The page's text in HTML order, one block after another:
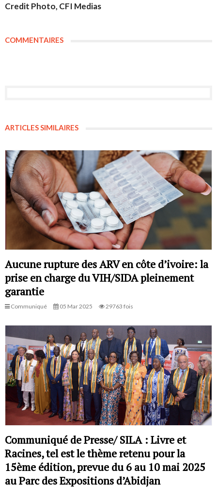
Credit Photo, CFI Medias
COMMENTAIRES
ARTICLES SIMILAIRES
Aucune rupture des ARV en côte d’ivoire: la
prise en charge du VIH/SIDA pleinement
garantie
Communiqué 05 Mar 2025 29763 fois
Communiqué de Presse/ SILA : Livre et
Racines, tel est le thème retenu pour la
15ème édition, prevue du 6 au 10 mai 2025
au Parc des Expositions d’Abidjan